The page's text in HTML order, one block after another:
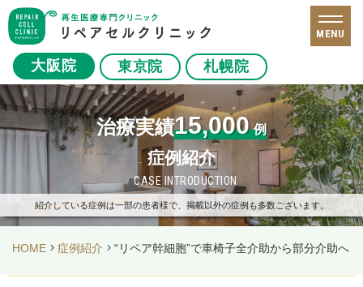
大阪院 東京院 札幌院
MENU
治療実績15,000 例
症例紹介
CASE INTRODUCTION
紹介している症例は一部の患者様で、掲載以外の症例も多数ございます。
HOME 症例紹介 “リペア幹細胞”で車椅子全介助から部分介助